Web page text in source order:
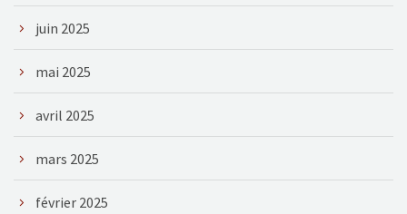
juin 2025
mai 2025
avril 2025
mars 2025
février 2025